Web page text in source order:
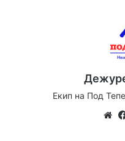
Екип на Под